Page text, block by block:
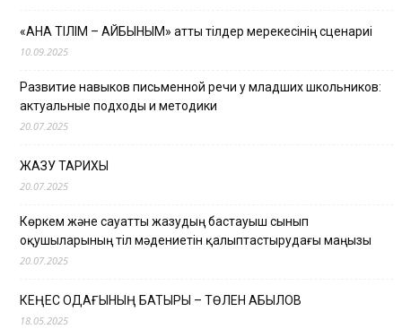
«АНА ТІЛІМ – АЙБЫНЫМ» атты тілдер мерекесінің сценариі
10.09.2025
Развитие навыков письменной речи у младших школьников:
актуальные подходы и методики
20.07.2025
ЖАЗУ ТАРИХЫ
20.07.2025
Көркем және сауатты жазудың бастауыш сынып
оқушыларының тіл мәдениетін қалыптастырудағы маңызы
20.07.2025
КЕҢЕС ОДАҒЫНЫҢ БАТЫРЫ – ТӨЛЕН ҚАБЫЛОВ
18.05.2025